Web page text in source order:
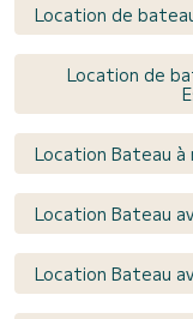
Location de
Location de
Location Bateau à
Location Bateau
Location Bateau